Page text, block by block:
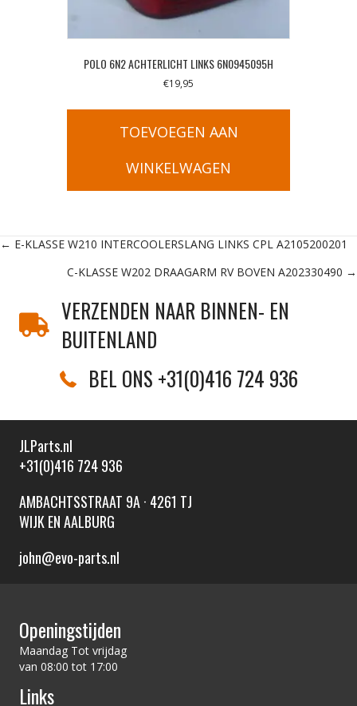
POLO 6N2 ACHTERLICHT LINKS 6N0945095H
€19,95
TOEVOEGEN AAN
WINKELWAGEN
Posts
navigation
← E-KLASSE W210 INTERCOOLERSLANG LINKS CPL A2105200201
C-KLASSE W202 DRAAGARM RV BOVEN A202330490 →
VERZENDEN NAAR BINNEN- EN
BUITENLAND
BEL ONS +31(0)416 724 936
JLParts.nl
+31(0)416 724 936
AMBACHTSSTRAAT 9A · 4261 TJ
WIJK EN AALBURG
john@evo-parts.nl
Openingstijden
Maandag Tot vrijdag
van 08:00 tot 17:00
Links